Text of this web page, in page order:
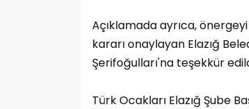
Açıklamada ayrıca,
kararı onaylayan Elazığ
Şerifoğulları'na teşekkür
Türk Ocakları Elazığ Şube